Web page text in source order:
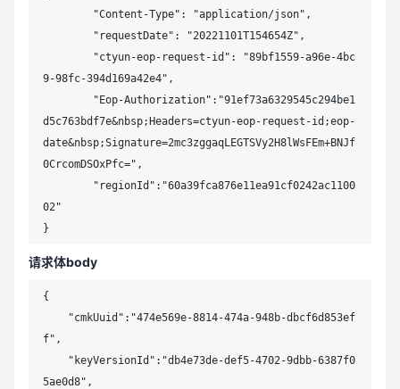
9-98fc-394d169a42e4",
d5c763bdf7e&nbsp;Headers=ctyun-eop-request-id;eop-
date&nbsp;Signature=2mc3zggaqLEGTSVy2H8lWsFEm+BNJf
0CrcomDSOxPfc=",
02"
}
请求体body
{
f",
5ae0d8",